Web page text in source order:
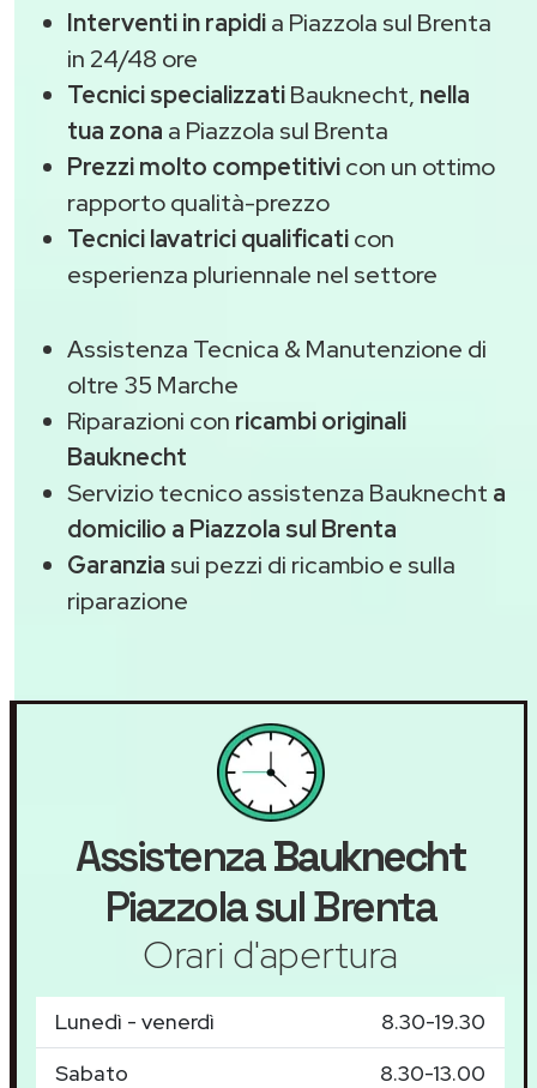
Interventi in rapidia Piazzola sul Brenta
in 24/48 ore
Tecnici specializzatiBauknecht, nella
tua zona a Piazzola sul Brenta
Prezzi molto competitivicon un ottimo
rapporto qualità-prezzo
Tecnici lavatrici qualificaticon
esperienza pluriennale nel settore
Assistenza Tecnica & Manutenzione di
oltre 35 Marche
Riparazioni con ricambi originali
Bauknecht
Servizio tecnico assistenza Bauknecht a
domicilio a Piazzola sul Brenta
Garanzia sui pezzi di ricambio e sulla
riparazione
AssistenzaBauknecht
Piazzola sul Brenta
Orari d'apertura
Lunedì - venerdì
8.30-19.30
Sabato
8.30-13.00